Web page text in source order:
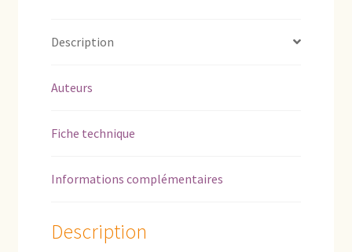
Description
Auteurs
Fiche technique
Informations complémentaires
Description